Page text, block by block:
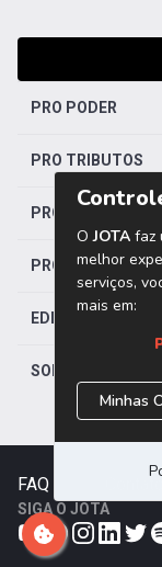
PRO PODER
PRO TRIBUTOS
PRO TRABALHISTA
PRO SAÚDE
EDITORIAS
SOBRE O JOTA
FAQ
SIGA O JOTA